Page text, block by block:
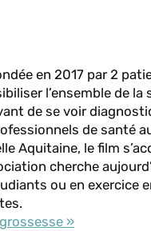
en 2017 par 2
l’ensemble de la
de se voir
de santé
Aquitaine, le film
cherche
ou en exercice
»